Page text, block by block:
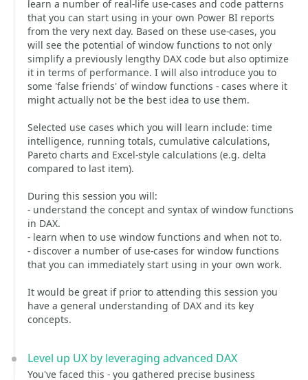
learn a number of real-life use-cases and code patterns
that you can start using in your own Power BI reports
from the very next day. Based on these use-cases, you
will see the potential of window functions to not only
simplify a previously lengthy DAX code but also optimize
it in terms of performance. I will also introduce you to
some 'false friends' of window functions - cases where it
might actually not be the best idea to use them.
Selected use cases which you will learn include: time
intelligence, running totals, cumulative calculations,
Pareto charts and Excel-style calculations (e.g. delta
compared to last item).
During this session you will:
- understand the concept and syntax of window functions
in DAX.
- learn when to use window functions and when not to.
- discover a number of use-cases for window functions
that you can immediately start using in your own work.
It would be great if prior to attending this session you
have a general understanding of DAX and its key
concepts.
Level up UX by leveraging advanced DAX
You've faced this - you gathered precise business